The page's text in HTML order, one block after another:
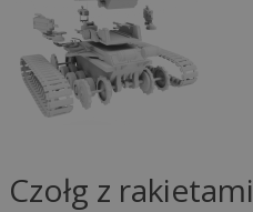
Czołg z rakietami